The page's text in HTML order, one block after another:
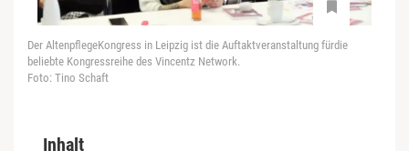
Der AltenpflegeKongress in Leipzig ist die Auftaktveranstaltung fürdie
beliebte Kongressreihe des Vincentz Network.
Foto: Tino Schaft
Inhalt